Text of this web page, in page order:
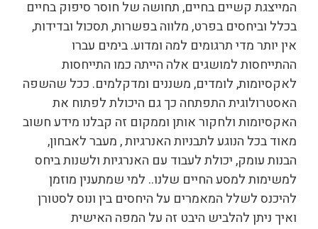
המייצגת קשיים בחיים, תחושה של חוסר סיפוק בחיים
בכלל וביחסים בפרט, מלווה בפשרות, תסכול ובדידות,
אין יותר מדי תרגומים למה ומדוע. בימים עברו
ההתייחסות למושגים אלה הייתה כמו התייחסות
לאקסיומות, לומדים, משננים ומדקלמים. ככל שהשפה
האסטרולוגית התפתחה כך גם היכולת לפתוח את
האקסיומות ולחקור אותן וממקום זה קבלנו מידע חשוב
מאוד בכל הנוגע לתבניות האנרגיות , מעבר לאבחון,
הבנות עומק, יכולת לעבוד עם האנרגיות ולשנות ביחס
למשימות למסע החיים שלנו.. למי שמתענין מוזמן
להיכנס לשלל המאמרים על היחסים בין ונוס לסטורן
ואיך ניתן להלביש היבט זה על המפה האישית